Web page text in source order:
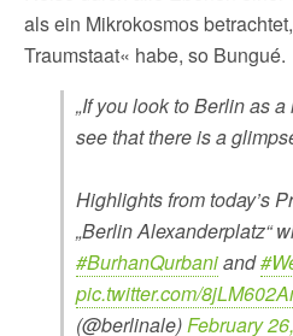
als ein Mikrokosmos
Traumstaat« habe, so Bungué.
„If you look to Berlin as
see that there is a
Highlights from today’s
„Berlin Alexanderplatz“
#BurhanQurbaniand
pic.twitter.com/
(@berlinale)February